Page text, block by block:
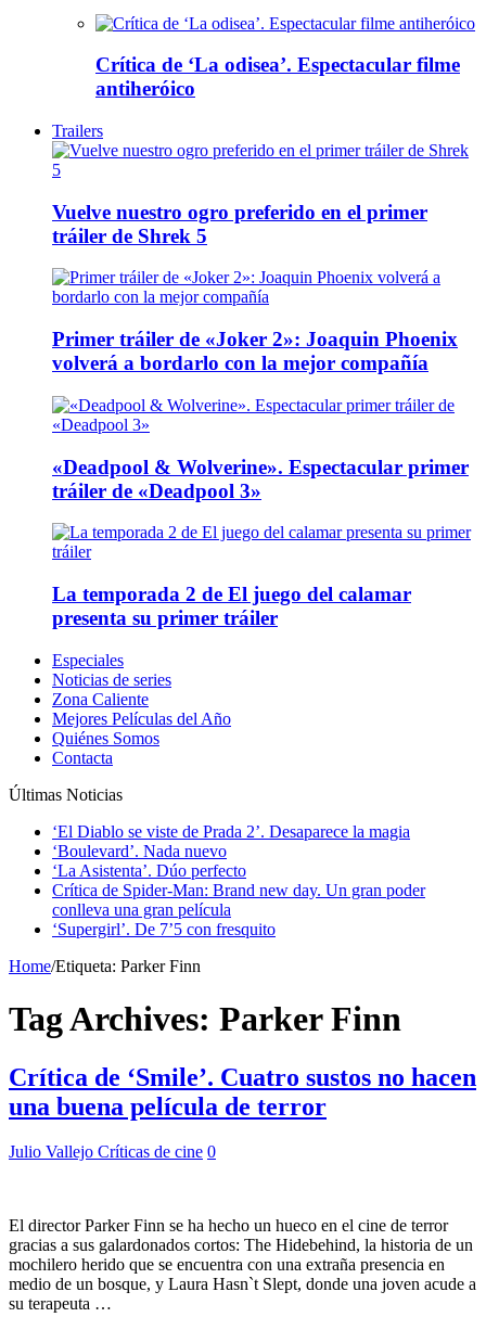
Crítica de ‘La odisea’. Espectacular filme
antiheróico
Trailers
Vuelve nuestro ogro preferido en el primer
tráiler de Shrek 5
Primer tráiler de «Joker 2»: Joaquin Phoenix
volverá a bordarlo con la mejor compañía
«Deadpool & Wolverine». Espectacular primer
tráiler de «Deadpool 3»
La temporada 2 de El juego del calamar
presenta su primer tráiler
Especiales
Noticias de series
Zona Caliente
Mejores Películas del Año
Quiénes Somos
Contacta
Últimas Noticias
‘El Diablo se viste de Prada 2’. Desaparece la magia
‘Boulevard’. Nada nuevo
‘La Asistenta’. Dúo perfecto
Crítica de Spider-Man: Brand new day. Un gran poder
conlleva una gran película
‘Supergirl’. De 7’5 con fresquito
Home/Etiqueta: Parker Finn
Tag Archives: Parker Finn
Crítica de ‘Smile’. Cuatro sustos no hacen
una buena película de terror
Julio Vallejo Críticas de cine 0
El director Parker Finn se ha hecho un hueco en el cine de terror
gracias a sus galardonados cortos: The Hidebehind, la historia de un
mochilero herido que se encuentra con una extraña presencia en
medio de un bosque, y Laura Hasn`t Slept, donde una joven acude a
su terapeuta …